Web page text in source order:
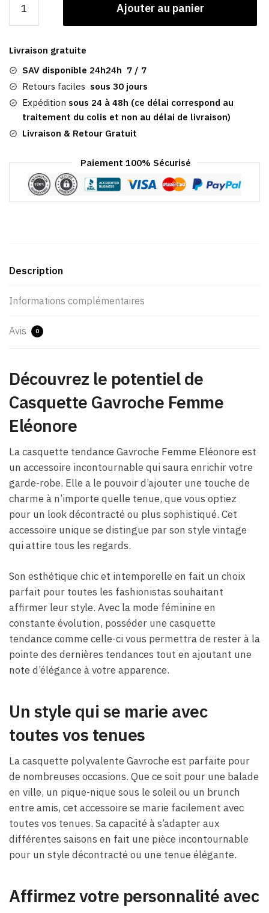
Casquette
Femme
à
Carreaux
Eléonore
Ajouter au panier
Livraison gratuite
SAV disponible 24h24h 7 / 7
Retours faciles sous 30 jours
Expédition sous 24 à 48h (ce délai correspond au
traitement du colis et non au délai de livraison)
Livraison & Retour Gratuit
Paiement 100% Sécurisé
Description
Informations complémentaires
Avis 0
Découvrez le potentiel de
Casquette Gavroche Femme
Eléonore
La casquette tendance Gavroche Femme Eléonore est
un accessoire incontournable qui saura enrichir votre
garde-robe. Elle a le pouvoir d’ajouter une touche de
charme à n’importe quelle tenue, que vous optiez
pour un look décontracté ou plus sophistiqué. Cet
accessoire unique se distingue par son style vintage
qui attire tous les regards.
Son esthétique chic et intemporelle en fait un choix
parfait pour toutes les fashionistas souhaitant
affirmer leur style. Avec la mode féminine en
constante évolution, posséder une casquette
tendance comme celle-ci vous permettra de rester à la
pointe des dernières tendances tout en ajoutant une
note d’élégance à votre apparence.
Un style qui se marie avec
toutes vos tenues
La casquette polyvalente Gavroche est parfaite pour
de nombreuses occasions. Que ce soit pour une balade
en ville, un pique-nique sous le soleil ou un brunch
entre amis, cet accessoire se marie facilement avec
toutes vos tenues. Sa capacité à s’adapter aux
différentes saisons en fait une pièce incontournable
pour un style décontracté ou une tenue élégante.
Affirmez votre personnalité avec